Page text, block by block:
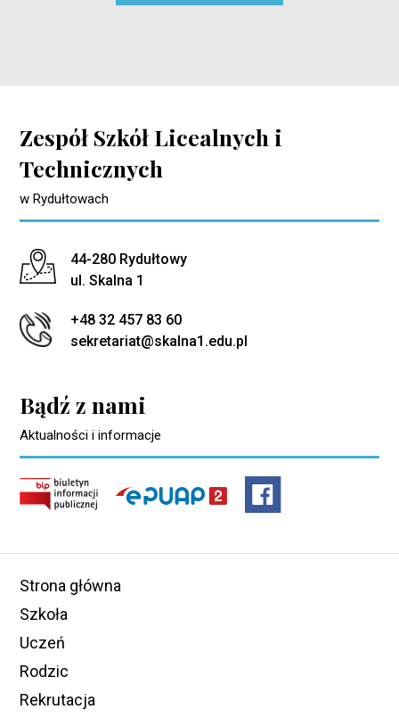
Zespół Szkół Licealnych i
Technicznych
w Rydułtowach
Adres pocztowy:
44-280 Rydułtowy
ul. Skalna 1
+48 32 457 83 60
sekretariat@skalna1.edu.pl
Bądź z nami
Aktualności i informacje
Strona główna
Szkoła
Uczeń
Rodzic
Rekrutacja